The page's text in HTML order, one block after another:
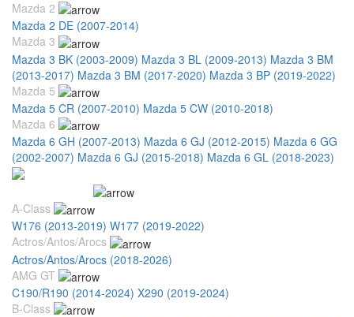
Mazda 2
Mazda 2 DE (2007-2014)
Mazda 3
Mazda 3 BK (2003-2009) Mazda 3 BL (2009-2013) Mazda 3 BM
(2013-2017) Mazda 3 BM (2017-2020) Mazda 3 BP (2019-2022)
Mazda 5
Mazda 5 CR (2007-2010) Mazda 5 CW (2010-2018)
Mazda 6
Mazda 6 GH (2007-2013) Mazda 6 GJ (2012-2015) Mazda 6 GG
(2002-2007) Mazda 6 GJ (2015-2018) Mazda 6 GL (2018-2023)
A-Class
W176 (2013-2019) W177 (2019-2022)
Actros/Antos/Arocs
Actros/Antos/Arocs (2018-2026)
AMG GT
C190/R190 (2014-2024) X290 (2019-2024)
B-Class